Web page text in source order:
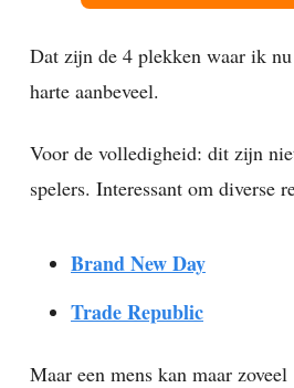
Dat zijn de 4 plekken waar ik
harte aanbeveel.
Voor de volledigheid: dit zijn
spelers. Interessant om diverse
Brand New Day
Trade Republic
Maar een mens kan maar zoveel